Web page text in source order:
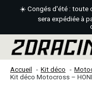
☀️ Congés d'été : toute
sera expédiée à
Accueil Kit déco
Kit déco Motocross –